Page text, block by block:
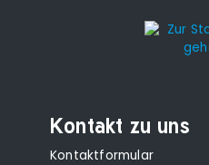
Kontakt zu uns
Kontaktformular